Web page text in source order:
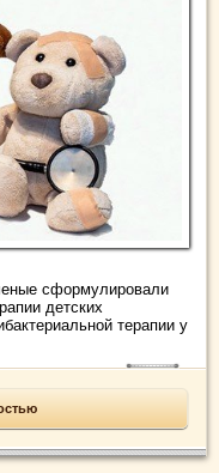
сформулировали
детских
терапии у